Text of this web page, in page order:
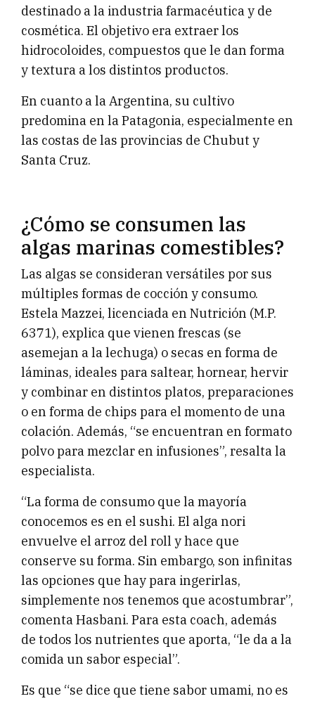
destinado a la industria farmacéutica y de
cosmética. El objetivo era extraer los
hidrocoloides, compuestos que le dan forma
y textura a los distintos productos.
En cuanto a la Argentina, su cultivo
predomina en la Patagonia, especialmente en
las costas de las provincias de Chubut y
Santa Cruz.
¿Cómo se consumen las
algas marinas comestibles?
Las algas se consideran versátiles por sus
múltiples formas de cocción y consumo.
Estela Mazzei, licenciada en Nutrición (M.P.
6371), explica que vienen frescas (se
asemejan a la lechuga) o secas en forma de
láminas, ideales para saltear, hornear, hervir
y combinar en distintos platos, preparaciones
o en forma de chips para el momento de una
colación. Además, “se encuentran en formato
polvo para mezclar en infusiones”, resalta la
especialista.
“La forma de consumo que la mayoría
conocemos es en el sushi. El alga nori
envuelve el arroz del roll y hace que
conserve su forma. Sin embargo, son infinitas
las opciones que hay para ingerirlas,
simplemente nos tenemos que acostumbrar”,
comenta Hasbani. Para esta coach, además
de todos los nutrientes que aporta, “le da a la
comida un sabor especial”.
Es que “se dice que tiene sabor umami, no es